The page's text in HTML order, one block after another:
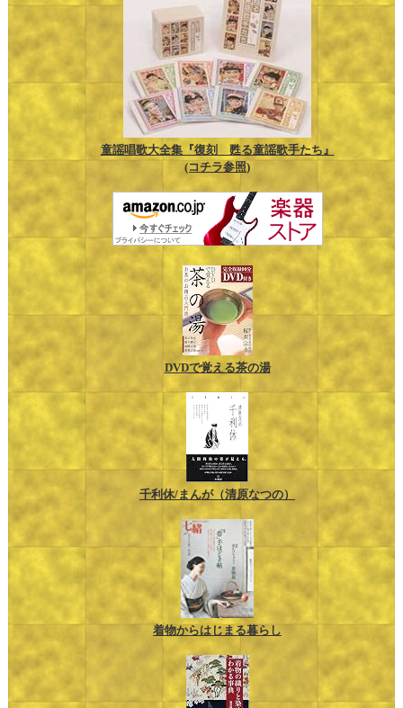
童謡唱歌大全集『復刻 甦る童謡歌手たち』
(コチラ参照)
DVDで覚える茶の湯
千利休/まんが（清原なつの）
着物からはじまる暮らし